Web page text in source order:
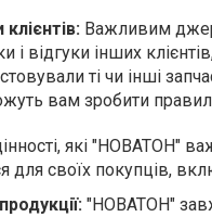
клієнтів: Важливим
і відгуки інших
ті чи інші
вам зробити
які "НОВАТОН"
для своїх покупців,
"НОВАТОН"